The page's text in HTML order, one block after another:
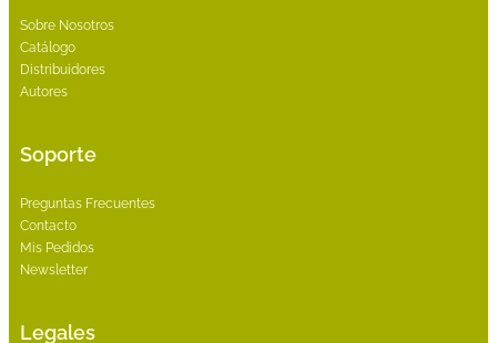
Sobre Nosotros
Catálogo
Distribuidores
Autores
Soporte
Preguntas Frecuentes
Contacto
Mis Pedidos
Newsletter
Legales